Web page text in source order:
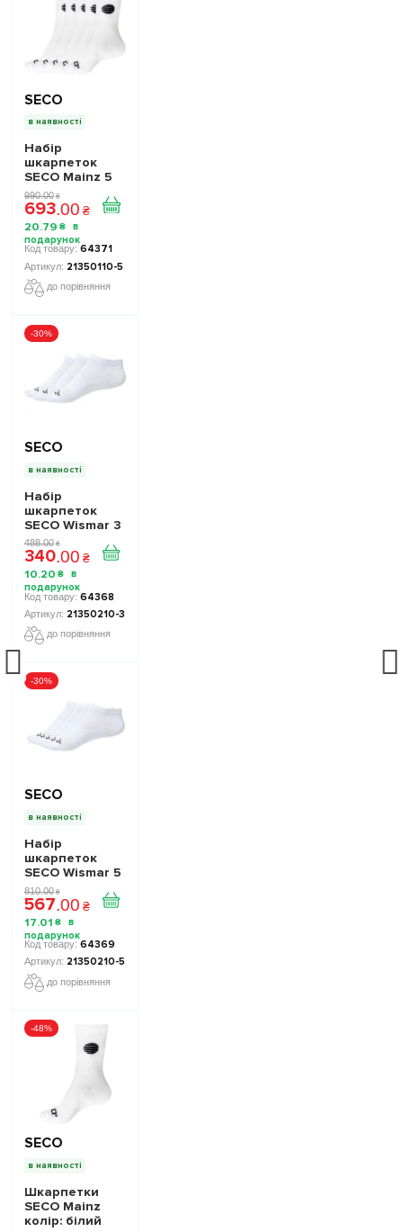
SECO
в наявності
Набір
шкарпеток
SECO Mainz 5
пар колір:
білий
990.00 ₴
693.00 ₴
20.79 ₴
64371
21350110-5
до порівняння
-30%
SECO
в наявності
Набір
шкарпеток
SECO Wismar 3
пари колір:
білий
488.00 ₴
340.00 ₴
10.20 ₴
64368
21350210-3
до порівняння
-30%
SECO
в наявності
Набір
шкарпеток
SECO Wismar 5
пар колір:
білий
810.00 ₴
567.00 ₴
17.01 ₴
64369
21350210-5
до порівняння
-48%
SECO
в наявності
Шкарпетки
SECO Mainz
колір: білий